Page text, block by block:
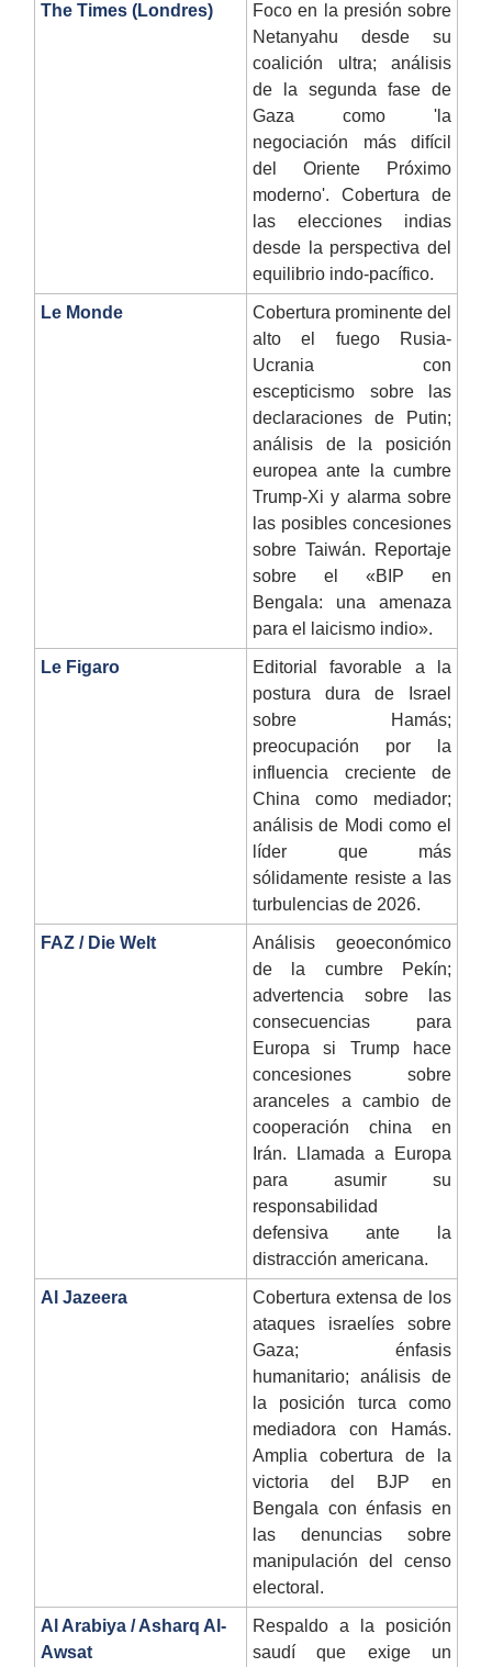
The Times (Londres)
Foco en la presión sobre
Netanyahu desde su
coalición ultra; análisis
de la segunda fase de
Gaza como 'la
negociación más difícil
del Oriente Próximo
moderno'. Cobertura de
las elecciones indias
desde la perspectiva del
equilibrio indo-pacífico.
Le Monde
Cobertura prominente del
alto el fuego Rusia-
Ucrania con
escepticismo sobre las
declaraciones de Putin;
análisis de la posición
europea ante la cumbre
Trump-Xi y alarma sobre
las posibles concesiones
sobre Taiwán. Reportaje
sobre el «BIP en
Bengala: una amenaza
para el laicismo indio».
Le Figaro
Editorial favorable a la
postura dura de Israel
sobre Hamás;
preocupación por la
influencia creciente de
China como mediador;
análisis de Modi como el
líder que más
sólidamente resiste a las
turbulencias de 2026.
FAZ / Die Welt
Análisis geoeconómico
de la cumbre Pekín;
advertencia sobre las
consecuencias para
Europa si Trump hace
concesiones sobre
aranceles a cambio de
cooperación china en
Irán. Llamada a Europa
para asumir su
responsabilidad
defensiva ante la
distracción americana.
Al Jazeera
Cobertura extensa de los
ataques israelíes sobre
Gaza; énfasis
humanitario; análisis de
la posición turca como
mediadora con Hamás.
Amplia cobertura de la
victoria del BJP en
Bengala con énfasis en
las denuncias sobre
manipulación del censo
electoral.
Al Arabiya / Asharq Al-
Awsat
Respaldo a la posición
saudí que exige un